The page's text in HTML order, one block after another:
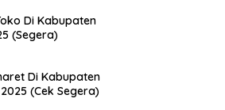
Di Kabupaten
(Segera)
Di Kabupaten
(Cek Segera)